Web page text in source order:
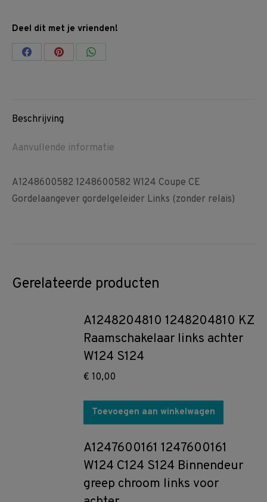
Deel dit met je vrienden!
Share Share Share
Beschrijving
Aanvullende informatie
A1248600582 1248600582 W124 Coupe CE
Gordelaangever gordelgeleider Links (zonder relais)
Gerelateerde producten
A1248204810 1248204810 KZ
Raamschakelaar links achter
W124 S124
€ 10,00
Toevoegen aan winkelwagen
A1247600161 1247600161
W124 C124 S124 Binnendeur
greep chroom links voor